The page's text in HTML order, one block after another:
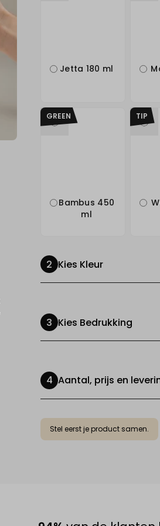
Jetta 180 ml
GREEN
Bambus 450
ml
TIP
Kies Kleur
Kies Bedrukking
Aantal, prijs en
Stel eerst je product samen.